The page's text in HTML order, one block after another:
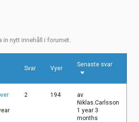
nytt innehåll i forumet.
Svar Vyer
Senaste svar
Sortera
2 194
av
Niklas.Carlsson
1 year 3
months